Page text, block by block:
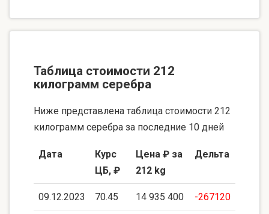
Таблица стоимости 212
килограмм серебра
Ниже представлена таблица стоимости 212
килограмм серебра за последние 10 дней
Дата
Курс
ЦБ, ₽
Цена ₽ за
212 kg
Дельта
09.12.2023 70.45 14 935 400 -267120